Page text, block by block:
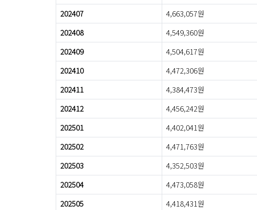
202407
4,663,057원
202408
4,549,360원
202409
4,504,617원
202410
4,472,306원
202411
4,384,473원
202412
4,456,242원
202501
4,402,041원
202502
4,471,763원
202503
4,352,503원
202504
4,473,058원
202505
4,418,431원